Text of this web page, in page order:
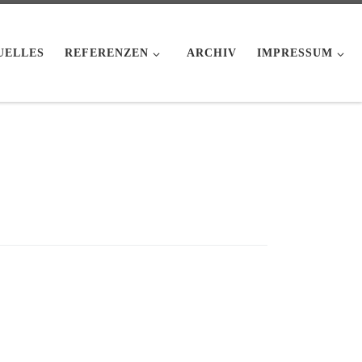
REFERENZEN ARCHIV IMPRESSUM